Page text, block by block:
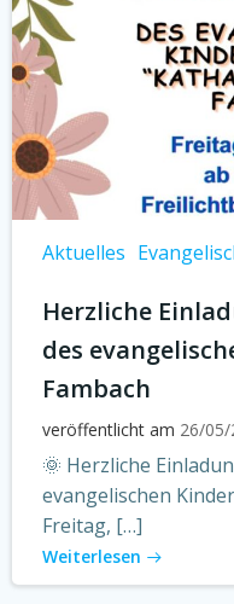
Aktuelles
Herzliche
des
Fambach
veröffentlicht am 26/05/
🌞 Herzliche
evangelischen
Freitag, […]
Weiterlesen